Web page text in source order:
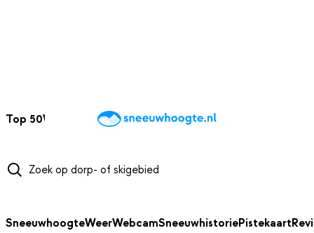
Top 50Webcams WintersportweerKaarten
SneeuwhoogteWeerWebcamSneeuwhistoriePistekaart